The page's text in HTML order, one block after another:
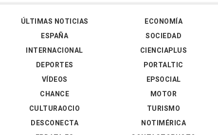
ÚLTIMAS NOTICIAS
ESPAÑA
INTERNACIONAL
DEPORTES
VÍDEOS
ECONOMÍA
SOCIEDAD
CIENCIAPLUS
PORTALTIC
EPSOCIAL
CHANCE
CULTURAOCIO
DESCONECTA
MOTOR
TURISMO
NOTIMÉRICA